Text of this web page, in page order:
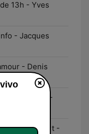
13h - Yves
- Jacques
- Denis
-
bruit qui court -